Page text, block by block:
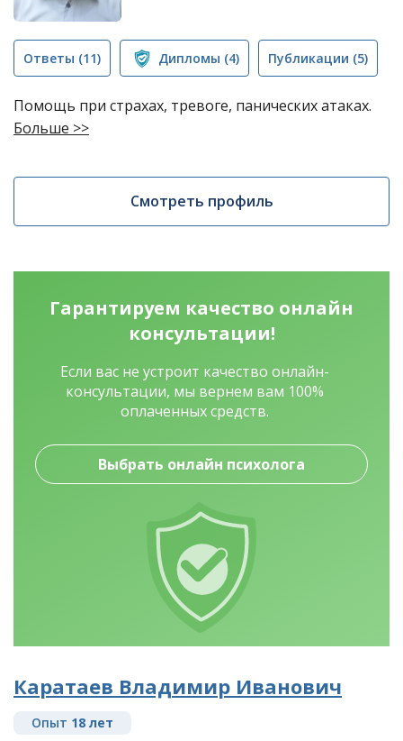
Ответы (11) Дипломы (4) Публикации (5)
Помощь при страхах, тревоге, панических атаках.
Больше >>
Смотреть профиль
Гарантируем качество онлайн
консультации!
Если вас не устроит качество онлайн-
консультации, мы вернем вам 100%
оплаченных средств.
Выбрать онлайн психолога
Каратаев Владимир Иванович
Опыт 18 лет